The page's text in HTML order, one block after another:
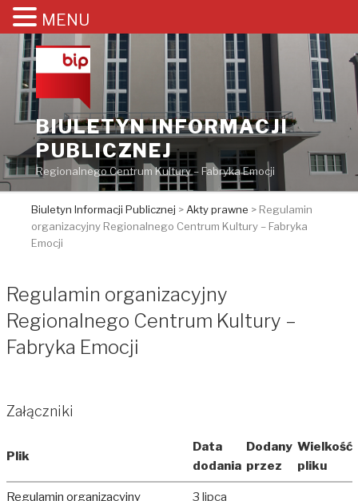
Przejdź
treści
BIULETYN INFORMACJI
PUBLICZNEJ
Regionalnego Centrum Kultury – Fabryka Emocji
Biuletyn Informacji Publicznej > Akty prawne > Regulamin
organizacyjny Regionalnego Centrum Kultury – Fabryka
Emocji
Regulamin organizacyjny
Regionalnego Centrum Kultury –
Fabryka Emocji
Załączniki
Plik
Data
dodania
Dodany
przez
Wielkość
pliku
Regulamin organizacyjny
3 lipca
MENU